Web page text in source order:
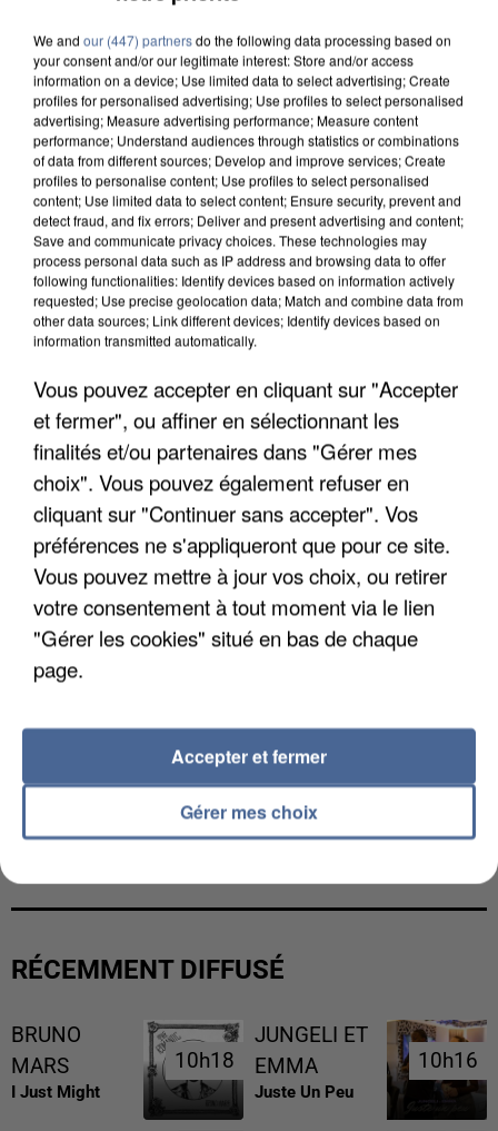
UNE TOURISTE DE L’OISE EMPORTÉE PAR UNE
COULÉE DE BOUE EN HAUTE-SAVOIE
LES DONNÉES DE 300 000 CLIENTS DÉROBÉES À
RÉCEMMENT DIFFUSÉ
BRUNO
MARS
I Just Might
10h18
10h18
JUNGELI ET
EMMA
Juste Un Peu
10h16
10h16
We and our (447) partnersdo the following data processing based on
your consent and/or our legitimate interest: Store and/or access
information on a device; Use limited data to select advertising; Create
profiles for personalised advertising; Use profiles to select personalised
advertising; Measure advertising performance; Measure content
performance; Understand audiences through statistics or combinations
of data from different sources; Develop and improve services; Create
profiles to personalise content; Use profiles to select personalised
content; Use limited data to select content; Ensure security, prevent and
detect fraud, and fix errors; Deliver and present advertising and content;
Save and communicate privacy choices. These technologies may
process personal data such as IP address and browsing data to offer
following functionalities: Identify devices based on information actively
requested; Use precise geolocation data; Match and combine data from
other data sources; Link different devices; Identify devices based on
information transmitted automatically.
Vous pouvez accepter en cliquant sur "Accepter
et fermer", ou affiner en sélectionnant les
finalités et/ou partenaires dans "Gérer mes
choix". Vous pouvez également refuser en
cliquant sur "Continuer sans accepter". Vos
préférences ne s'appliqueront que pour ce site.
Vous pouvez mettre à jour vos choix, ou retirer
votre consentement à tout moment via le lien
"Gérer les cookies" situé en bas de chaque
page.
Gérer mes choix
Accepter et fermer